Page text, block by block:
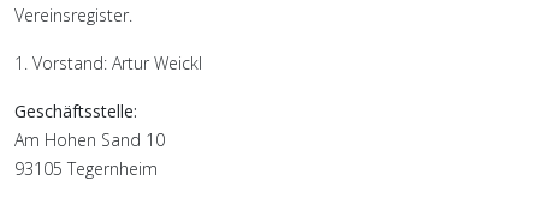
Vereinsregister.
1. Vorstand: Artur Weickl
Geschäftsstelle:
Am Hohen Sand 10
93105 Tegernheim